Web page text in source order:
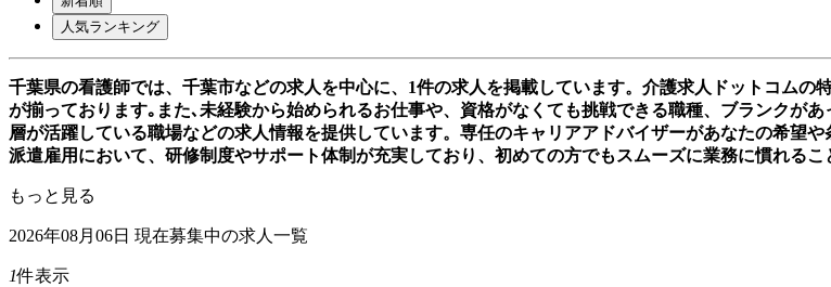
人気ランキング
千葉県の看護師では、千葉市などの求人を中心に、1件の求人を掲載しています。介護求人ドットコム
が揃っております｡また､未経験から始められるお仕事や、資格がなくても挑戦できる職種、ブランクが
層が活躍している職場などの求人情報を提供しています。専任のキャリアアドバイザーがあなたの希望
派遣雇用において、研修制度やサポート体制が充実しており、初めての方でもスムーズに業務に慣れるこ
もっと見る
2026年08月06日 現在募集中の求人一覧
1件表示